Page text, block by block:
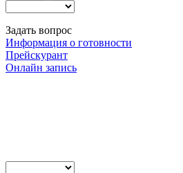
Задать вопрос
Информация о готовности
Прейскурант
Онлайн запись